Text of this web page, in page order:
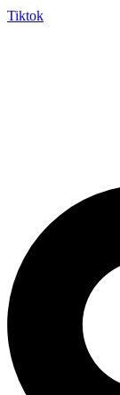
Tiktok